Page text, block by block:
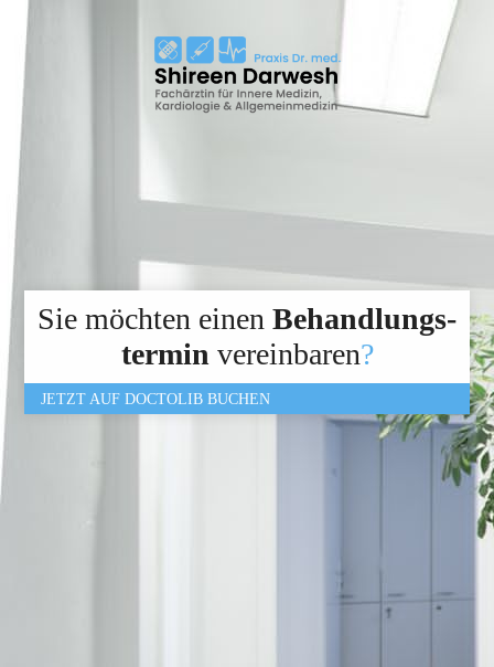
Sie möchten einen Behandlungs­
termin verein­baren?
JETZT AUF DOCTOLIB BUCHEN